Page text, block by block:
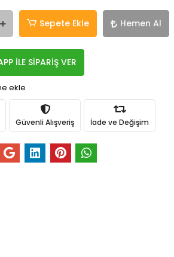
Sepete Ekle Hemen Al
İLE SİPARİŞ VER
ekle
Güvenli Alışveriş İade ve Değişim